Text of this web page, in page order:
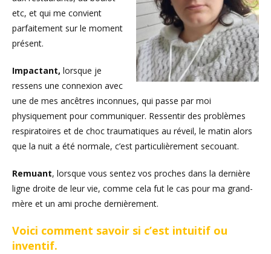
etc, et qui me convient
parfaitement sur le moment
présent.
Impactant, lorsque je
ressens une connexion avec
une de mes ancêtres inconnues, qui passe par moi
physiquement pour communiquer. Ressentir des problèmes
respiratoires et de choc traumatiques au réveil, le matin alors
que la nuit a été normale, c’est particulièrement secouant.
Remuant, lorsque vous sentez vos proches dans la dernière
ligne droite de leur vie, comme cela fut le cas pour ma grand-
mère et un ami proche dernièrement.
Voici comment savoir si c’est intuitif ou
inventif.